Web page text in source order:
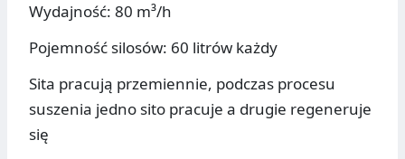
Wydajność: 80 m³/h
Pojemność silosów: 60 litrów każdy
Sita pracują przemiennie, podczas procesu
suszenia jedno sito pracuje a drugie regeneruje
się